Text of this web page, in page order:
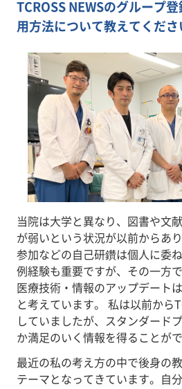
TCROSS NEWSのグループ
用方法について教えてくださ
当院は大学と異なり、図書や文
が弱いという状況が以前からあ
参加などの自己研鑽は個人に委
例経験も重要ですが、その一方
医療技術・情報のアップデート
と考えています。 私は以前から
していましたが、スタンダード
か満足のいく情報を得ることが
最近の私の考え方の中で後身の
テーマとなってきています。自